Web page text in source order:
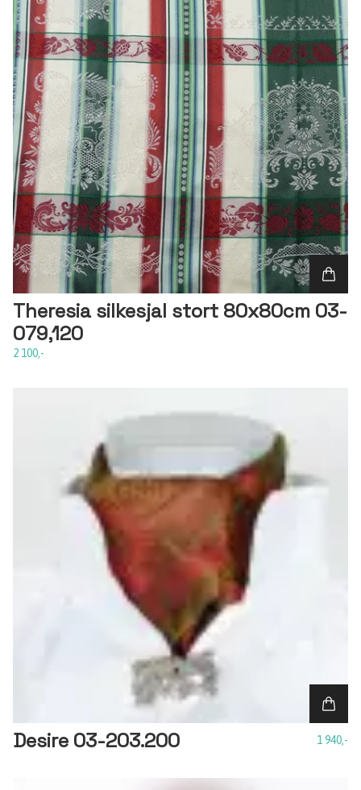
Theresia silkesjal stort 80x80cm 03-
079,120
2 100,-
Desire 03-203.200 1 940,-